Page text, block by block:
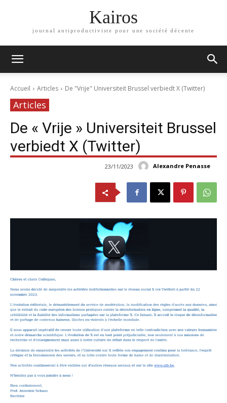
Kairos
journal antiproductiviste pour une société décente
Accueil Articles De "Vrije" Universiteit Brussel verbiedt X (Twitter)
Articles
De « Vrije » Universiteit Brussel
verbiedt X (Twitter)
Alexandre Penasse
23/11/2023